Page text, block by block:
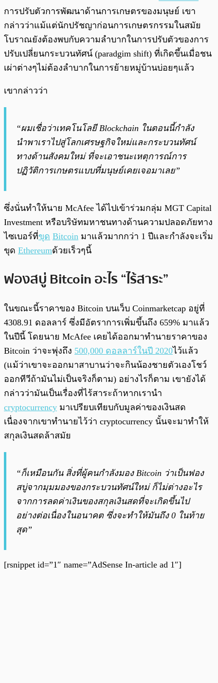
การปรับตัวการพัฒนาด้านการเกษตรของมนุษย์ เขา
กล่าวว่าแม้แต่นักปรัชญาก่อนการเกษตรกรรมในสมัย
โบราณยังต้องพบกับความลำบากในการปรับตัวของการ
ปรับเปลี่ยนกระบวนทัศน์ (paradgim shift) ที่เกิดขึ้นเมื่อชน
เผ่าต่างๆไม่ต้องลำบากในการย้ายหมู่บ้านบ่อยๆแล้ว
เขากล่าวว่า
“ผมเชื่อว่าเทคโนโลยี Blockchain ในตอนนี้กำลัง
นำพาเราไปสู่โลกเศรษฐกิจใหม่และกระบวนทัศน์
ทางด้านสังคมใหม่ ที่จะเอาชนะเหตุการณ์การ
ปฏิวัติการเกษตรแบบที่มนุษย์เคยเจอมาเลย”
ซึ่งนั่นทำให้นาย McAfee ได้ไปเข้าร่วมกลุ่ม MGT Capital
Investment หรือบริษัทมหาชนทางด้านความปลอดภัยทาง
ไซเบอร์ที่ขุด Bitcoin มาแล้วมากกว่า 1 ปีและกำลังจะเริ่ม
ขุด Ethereumด้วยเร็วๆนี้
ฟองสบู่ Bitcoin อะไร “ไร้สาระ”
ในขณะนี้ราคาของ Bitcoin บนเว็บ Coinmarketcap อยู่ที่
4308.91 ดอลลาร์ ซึ่งมีอัตราการเพิ่มขึ้นถึง 659% มาแล้ว
ในปีนี้ โดยนาย McAfee เคยได้ออกมาทำนายราคาของ
Bitcoin ว่าจะพุ่งถึง 500,000 ดอลลาร์ในปี 2020ไว้แล้ว
(แม้ว่าเขาจะออกมาสาบานว่าจะกินน้องชายตัวเองโชว์
ออกทีวีถ้ามันไม่เป็นจริงก็ตาม) อย่างไรก็ตาม เขายังได้
กล่าวว่ามันเป็นเรื่องที่ไร้สาระถ้าหากเรานำ
cryptocurrency มาเปรียบเทียบกับมูลค่าของเงินสด
เนื่องจากเขาทำนายไว้ว่า cryptocurrency นั้นจะมาทำให้
สกุลเงินสดล้าสมัย
“ก็เหมือนกัน สิ่งที่ผู้คนกำลังมอง Bitcoin ว่าเป็นฟอง
สบู่จากมุมมองของกระบวนทัศน์ใหม่ ก็ไม่ต่างอะไร
จากการลดค่าเงินของสกุลเงินสดที่จะเกิดขึ้นไป
อย่างต่อเนื่องในอนาคต ซึ่งจะทำให้มันถึง 0 ในท้าย
สุด”
[rsnippet id=”1″ name=”AdSense In-article ad 1″]